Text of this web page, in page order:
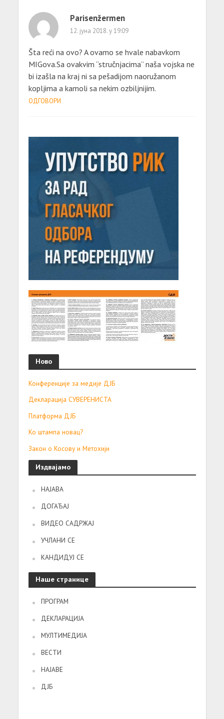
Parisenžermen
12. јуна 2018. у 19:09
Šta reći na ovo? A ovamo se hvale nabavkom
MIGova.Sa ovakvim “stručnjacima” naša vojska ne
bi izašla na kraj ni sa pešadijom naoružanom
kopljima a kamoli sa nekim ozbiljnijim.
ОДГОВОРИ
Ново
Конференције за медије ДЈБ
Декларација СУВЕРЕНИСТА
Платформа ДЈБ
Ко штампа новац?
Закон о Косову и Метохији
Издвајамо
НАЈАВА
ДОГАЂАЈ
ВИДЕО САДРЖАЈ
УЧЛАНИ СЕ
КАНДИДУЈ СЕ
Наше странице
ПРОГРАМ
ДЕКЛАРАЦИЈА
МУЛТИМЕДИЈА
ВЕСТИ
НАЈАВЕ
ДЈБ